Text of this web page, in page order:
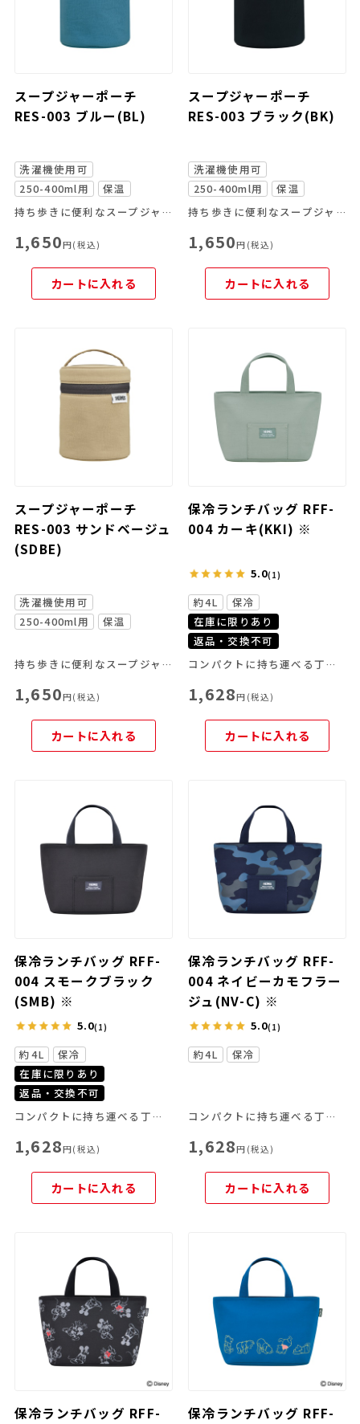
スープジャーポーチ
RES-003 ブルー(BL)
洗濯機使用可
250-400ml用
保温
持ち歩きに便利なスープジャー専用ポーチ
1,650円(税込)
カートに入れる
スープジャーポーチ
RES-003 ブラック(BK)
洗濯機使用可
250-400ml用
保温
持ち歩きに便利なスープジャー専用ポーチ
1,650円(税込)
カートに入れる
スープジャーポーチ
RES-003 サンドベージュ
(SDBE)
洗濯機使用可
250-400ml用
保温
持ち歩きに便利なスープジャー専用ポーチ
1,650円(税込)
カートに入れる
保冷ランチバッグ RFF-
004 カーキ(KKI) ※
5.0(1)
約4L
保冷
在庫に限りあり
返品・交換不可
コンパクトに持ち運べる丁度良いサイズ感！
1,628円(税込)
カートに入れる
保冷ランチバッグ RFF-
004 スモークブラック
(SMB) ※
5.0(1)
約4L
保冷
在庫に限りあり
返品・交換不可
コンパクトに持ち運べる丁度良いサイズ感！
1,628円(税込)
カートに入れる
保冷ランチバッグ RFF-
004 ネイビーカモフラー
ジュ(NV-C) ※
5.0(1)
約4L 保冷
コンパクトに持ち運べる丁度良いサイズ感！
1,628円(税込)
カートに入れる
保冷ランチバッグ RFF- 保冷ランチバッグ RFF-